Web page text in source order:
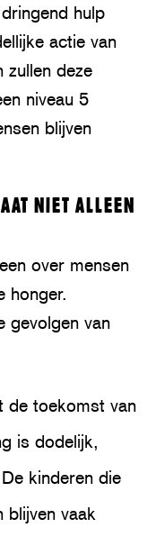
hulp
actie van
zullen deze
niveau 5
blijven
NIET ALLEEN
over mensen
honger.
gevolgen van
de toekomst van
is dodelijk,
kinderen die
blijven vaak